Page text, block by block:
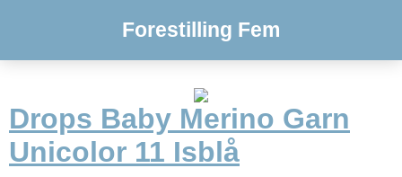
Forestilling Fem
Drops Baby Merino Garn
Unicolor 11 Isblå